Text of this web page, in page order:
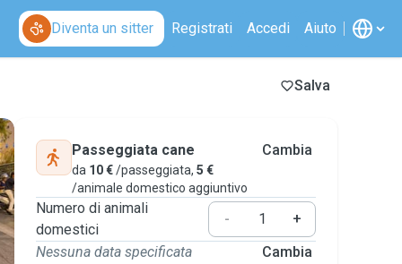
Diventa un sitter Registrati Accedi Aiuto
Salva
Passeggiata cane
da 10 €/passeggiata, 5 €
/animale domestico aggiuntivo
Cambia
Numero di animali
domestici
-
+
Nessuna data specificata
Cambia